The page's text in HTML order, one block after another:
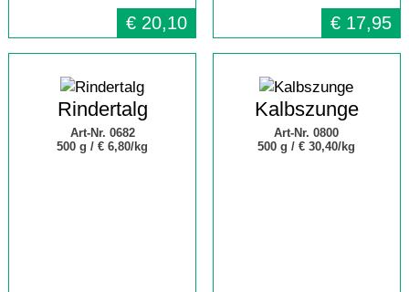
€ 20,10 € 17,95
Rindertalg
Art-Nr. 0682
500 g / € 6,80/kg
Kalbszunge
Art-Nr. 0800
500 g /€ 30,40/kg